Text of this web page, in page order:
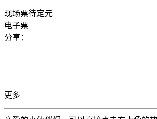
现场票待定元
电子票
分享：
更多